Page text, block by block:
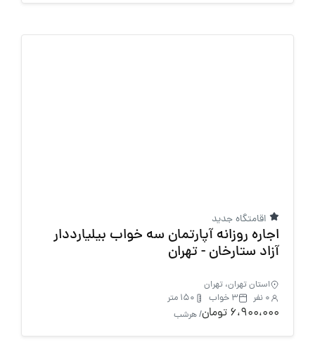
اقامتگاه جدید
اجاره روزانه آپارتمان سه خواب بیلیارددار
آزاد ستارخان - تهران
استان تهران، تهران
0 نفر
3 خواب 150 متر
6،900،000 تومان / هرشب